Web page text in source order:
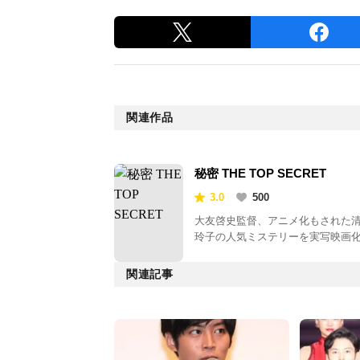
関連作品
秘密 THE TOP SECRET
3.0
500
大友啓史監督、アニメ化もされた
玲子の人気ミステリーを実写映画
関連記事